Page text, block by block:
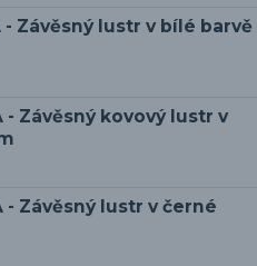
- Závěsný lustr v bílé barvě
- Závěsný kovový lustr v
- Závěsný lustr v černé